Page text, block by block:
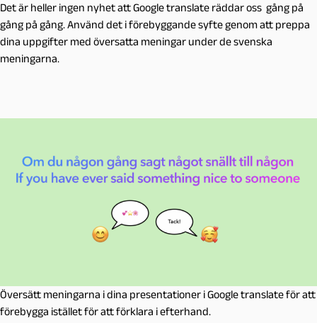
Det är heller ingen nyhet att Google translate räddar oss gång på
gång på gång. Använd det i förebyggande syfte genom att preppa
dina uppgifter med översatta meningar under de svenska
meningarna.
Översätt meningarna i dina presentationer i Google translate för att
förebygga istället för att förklara i efterhand.